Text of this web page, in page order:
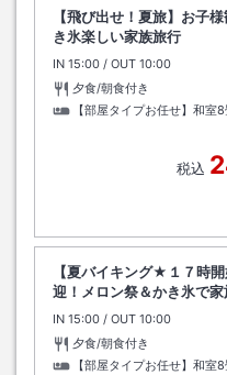
【飛び出せ！夏旅】お子
き氷楽しい家族旅行
IN チェックイン
15:00 / OUT チェックアウト
10:00
夕食/朝食付き
【部屋タイプお任せ】和
税込
【夏バイキング★１７時
迎！メロン祭＆かき氷で
IN チェックイン
15:00 / OUT チェックアウト
10:00
夕食/朝食付き
【部屋タイプお任せ】和